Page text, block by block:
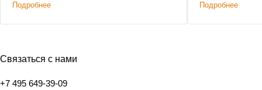
Подробнее Подробнее
Связаться с нами
+7 495 649-39-09